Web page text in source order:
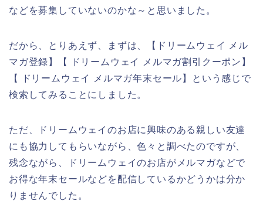
などを募集していないのかな～と思いました。
だから、とりあえず、まずは、【ドリームウェイ メル
マガ登録】【 ドリームウェイ メルマガ割引クーポン】
【 ドリームウェイ メルマガ年末セール】という感じで
検索してみることにしました。
ただ、ドリームウェイのお店に興味のある親しい友達
にも協力してもらいながら、色々と調べたのですが、
残念ながら、ドリームウェイのお店がメルマガなどで
お得な年末セールなどを配信しているかどうかは分か
りませんでした。